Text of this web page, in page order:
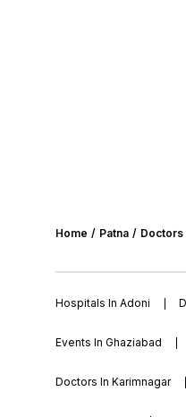
Home Patna Doctors
Hospitals In Adoni
Events In Ghaziabad
Doctors In Karimnagar